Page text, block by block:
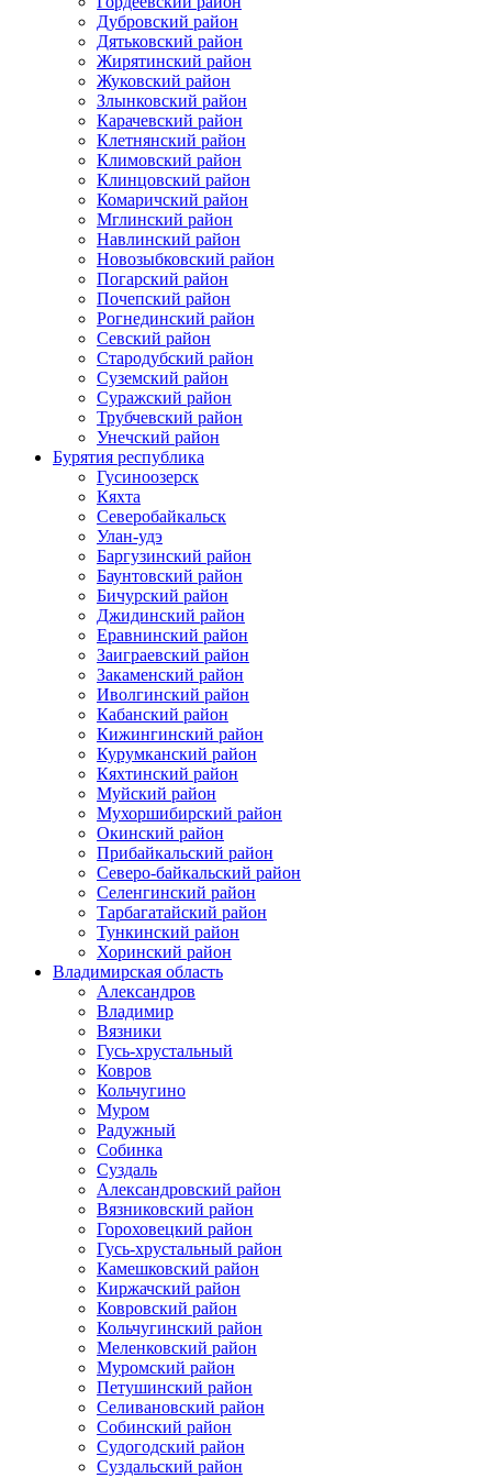
Дубровский район
Дятьковский район
Жирятинский район
Жуковский район
Злынковский район
Карачевский район
Клетнянский район
Климовский район
Клинцовский район
Комаричский район
Мглинский район
Навлинский район
Новозыбковский район
Погарский район
Почепский район
Рогнединский район
Севский район
Стародубский район
Суземский район
Суражский район
Трубчевский район
Унечский район
Бурятия республика
Гусиноозерск
Кяхта
Северобайкальск
Улан-удэ
Баргузинский район
Баунтовский район
Бичурский район
Джидинский район
Еравнинский район
Заиграевский район
Закаменский район
Иволгинский район
Кабанский район
Кижингинский район
Курумканский район
Кяхтинский район
Муйский район
Мухоршибирский район
Окинский район
Прибайкальский район
Северо-байкальский район
Селенгинский район
Тарбагатайский район
Тункинский район
Хоринский район
Владимирская область
Александров
Владимир
Вязники
Гусь-хрустальный
Ковров
Кольчугино
Муром
Радужный
Собинка
Суздаль
Александровский район
Вязниковский район
Гороховецкий район
Гусь-хрустальный район
Камешковский район
Киржачский район
Ковровский район
Кольчугинский район
Меленковский район
Муромский район
Петушинский район
Селивановский район
Собинский район
Судогодский район
Суздальский район